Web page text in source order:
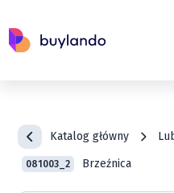
Katalog główny
081003_2 Brzeźnica